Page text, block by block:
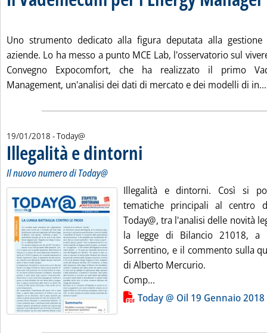
. Pubblicata venerdì 26 gennaio 2018 alle 11.46.
Uno strumento dedicato alla figura deputata alla
aziende. Lo ha messo a punto MCE Lab, l'osservatorio sul
Convegno Expocomfort, che ha realizzato il primo
Management, un'analisi dei dati di mercato e dei modelli di in...
19/01/2018 - Today@
Illegalità e dintorni
Il nuovo numero di Today@
Illegalità e dintorni. Così si
tematiche principali al centro
Today@, tra l'analisi delle novità
la legge di Bilancio 21018, a
Sorrentino, e il commento sulla
di Alberto Mercurio.
Comp...
Lista allegati PDF alla notiziaToday @ Oil 19 Gennaio 2018